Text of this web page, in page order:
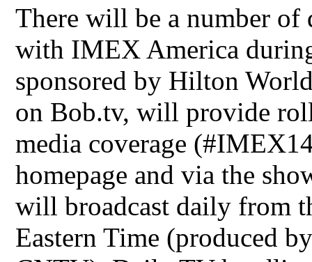
There will be a number of
with IMEX America
sponsored by Hilton
on Bob.tv, will provide
media coverage
homepage and via the
will broadcast daily from
Eastern Time (produced